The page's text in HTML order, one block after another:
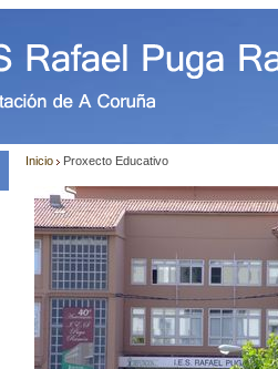
Inicio Proxecto Educativo